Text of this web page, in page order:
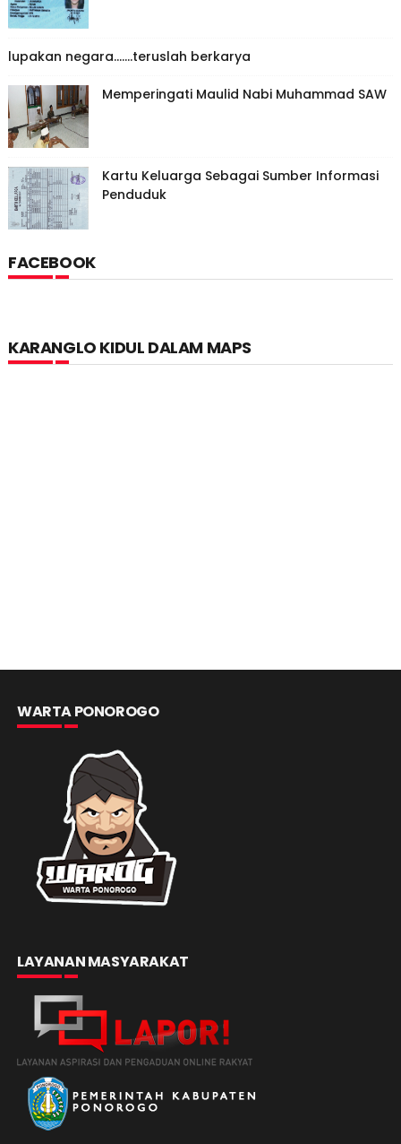
lupakan negara.......teruslah berkarya
Memperingati Maulid Nabi Muhammad SAW
Kartu Keluarga Sebagai Sumber Informasi
Penduduk
FACEBOOK
KARANGLO KIDUL DALAM MAPS
WARTA PONOROGO
LAYANAN MASYARAKAT